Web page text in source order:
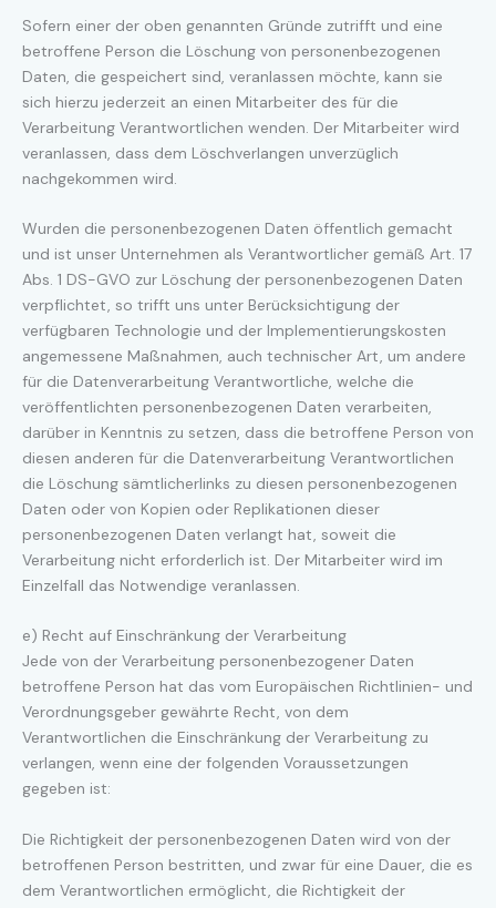
Sofern einer der oben genannten Gründe zutrifft und eine
betroffene Person die Löschung von personenbezogenen
Daten, die gespeichert sind, veranlassen möchte, kann sie
sich hierzu jederzeit an einen Mitarbeiter des für die
Verarbeitung Verantwortlichen wenden. Der Mitarbeiter wird
veranlassen, dass dem Löschverlangen unverzüglich
nachgekommen wird.
Wurden die personenbezogenen Daten öffentlich gemacht
und ist unser Unternehmen als Verantwortlicher gemäß Art. 17
Abs. 1 DS-GVO zur Löschung der personenbezogenen Daten
verpflichtet, so trifft uns unter Berücksichtigung der
verfügbaren Technologie und der Implementierungskosten
angemessene Maßnahmen, auch technischer Art, um andere
für die Datenverarbeitung Verantwortliche, welche die
veröffentlichten personenbezogenen Daten verarbeiten,
darüber in Kenntnis zu setzen, dass die betroffene Person von
diesen anderen für die Datenverarbeitung Verantwortlichen
die Löschung sämtlicherlinks zu diesen personenbezogenen
Daten oder von Kopien oder Replikationen dieser
personenbezogenen Daten verlangt hat, soweit die
Verarbeitung nicht erforderlich ist. Der Mitarbeiter wird im
Einzelfall das Notwendige veranlassen.
e) Recht auf Einschränkung der Verarbeitung
Jede von der Verarbeitung personenbezogener Daten
betroffene Person hat das vom Europäischen Richtlinien- und
Verordnungsgeber gewährte Recht, von dem
Verantwortlichen die Einschränkung der Verarbeitung zu
verlangen, wenn eine der folgenden Voraussetzungen
gegeben ist:
Die Richtigkeit der personenbezogenen Daten wird von der
betroffenen Person bestritten, und zwar für eine Dauer, die es
dem Verantwortlichen ermöglicht, die Richtigkeit der